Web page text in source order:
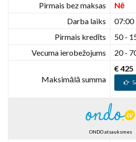
Pirmais bez maksas
Nē
Darba laiks
07:00
Pirmais kredīts
50 -
Vecuma ierobežojums
20 -
Maksimālā summa
€ 425
ONDO atsauksmes